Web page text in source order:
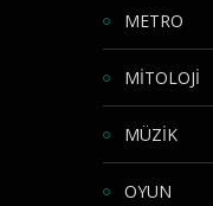
METRO
MİTOLOJİ
MÜZİK
OYUN